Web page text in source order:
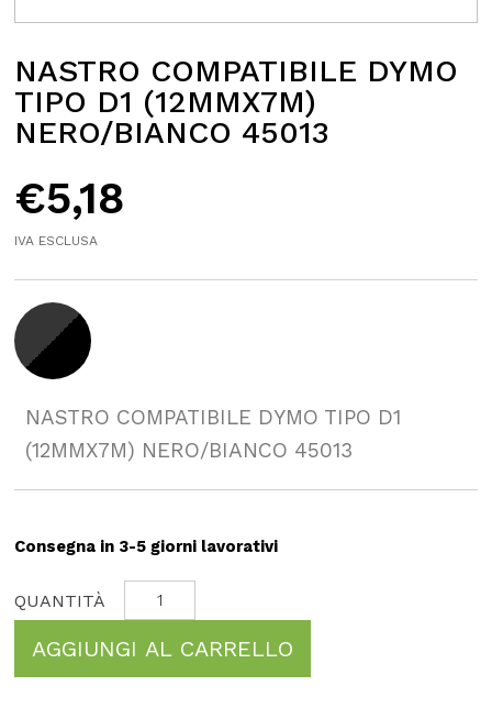
NASTRO COMPATIBILE DYMO
TIPO D1 (12MMX7M)
NERO/BIANCO 45013
€5,18
IVA ESCLUSA
NASTRO COMPATIBILE DYMO TIPO D1
(12MMX7M) NERO/BIANCO 45013
Consegna in 3-5 giorni lavorativi
AGGIUNGI AL CARRELLO